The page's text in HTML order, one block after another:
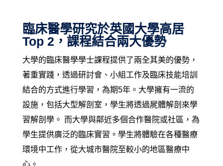
臨床醫學研究於英國大學高居
Top 2，課程結合兩大優勢
大學的臨床醫學學士課程提供了兩全其美的優勢，
著重實踐，透過研討會、小組工作及臨床技能培訓
結合的方式進行學習，為期5年。 大學擁有一流的
設施，包括大型解剖室，學生將透過屍體解剖來學
習解剖學。 而大學與鄰近多個合作醫院或社區，為
學生提供廣泛的臨床實習。 學生將體驗在各種醫療
環境中工作，從大城市醫院至較小的地區醫療中